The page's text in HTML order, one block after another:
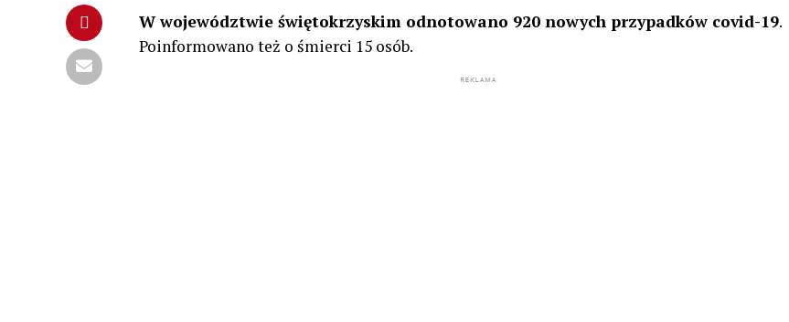
W województwie świętokrzyskim odnotowano 920 nowych przypadków covid-19.
Poinformowano też o śmierci 15 osób.